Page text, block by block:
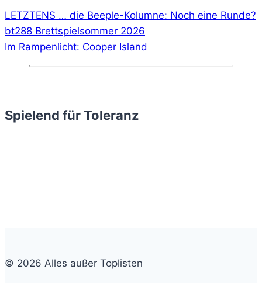
LETZTENS … die Beeple-Kolumne: Noch eine Runde?
bt288 Brettspielsommer 2026
Im Rampenlicht: Cooper Island
Spielend für Toleranz
© 2026 Alles außer Toplisten